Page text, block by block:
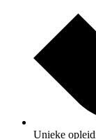
Unieke